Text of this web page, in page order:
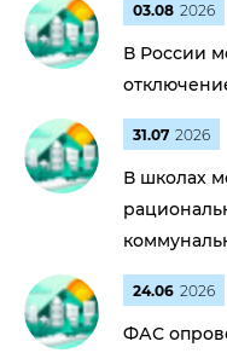
03.08 2026
В России
31.07 2026
В школах
24.06 2026
ФАС